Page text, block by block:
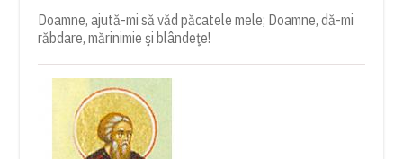
Doamne, ajută-mi să văd păcatele mele; Doamne, dă-mi
răbdare, mărinimie şi blândeţe!